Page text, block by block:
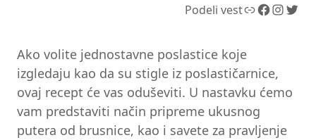
Podeli vestLink Facebook InstagramTwitter
Ako volite jednostavne poslastice koje
izgledaju kao da su stigle iz poslastičarnice,
ovaj recept će vas oduševiti. U nastavku ćemo
vam predstaviti način pripreme ukusnog
putera od brusnice, kao i savete za pravljenje